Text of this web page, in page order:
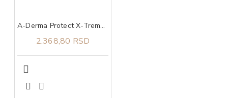
A-Derma Protect X-Treme stik za zaštitu osetljive kože SPF 50+ 8 g
2.368,80 RSD